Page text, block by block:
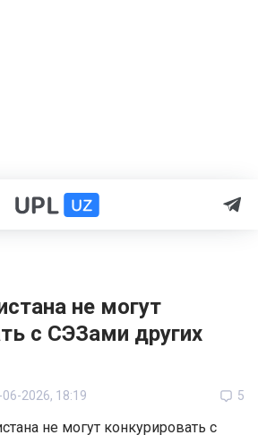
не могут
с СЭЗами других
06-2026, 18:19 5